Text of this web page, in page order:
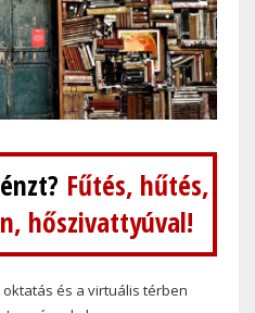
Fűtés, hűtés,
hőszivattyúval!
és a virtuális térben